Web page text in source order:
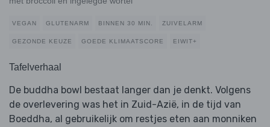
VEGAN GLUTENARM BINNEN 30 MIN. ZUIVELARM
GEZONDE KEUZE GOEDE KLIMAATSCORE EIWIT+
Tafelverhaal
De buddha bowl bestaat langer dan je denkt. Volgens
de overlevering was het in Zuid-Azië, in de tijd van
Boeddha, al gebruikelijk om restjes eten aan monniken